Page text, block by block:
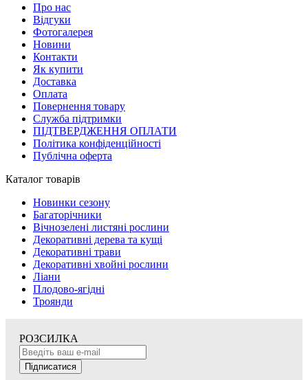
Про нас
Відгуки
Фотогалерея
Новини
Контакти
Як купити
Доставка
Оплата
Повернення товару
Служба підтримки
ПІДТВЕРДЖЕННЯ ОПЛАТИ
Політика конфіденційності
Публічна оферта
Каталог товарів
Новинки сезону
Багаторічники
Вічнозелені листяні рослини
Декоративні дерева та кущі
Декоративні трави
Декоративні хвойні рослини
Ліани
Плодово-ягідні
Троянди
РОЗСИЛКА
Підписатися